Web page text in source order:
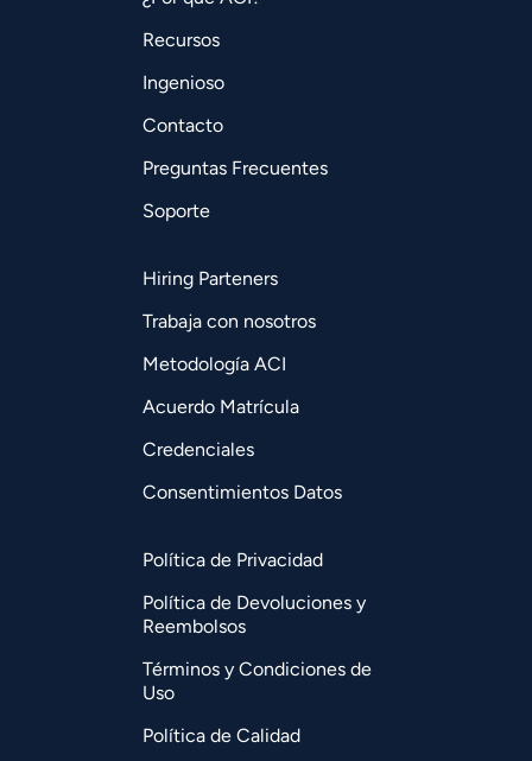
Recursos
Ingenioso
Contacto
Preguntas Frecuentes
Soporte
Hiring Parteners
Trabaja con nosotros
Metodología ACI
Acuerdo Matrícula
Credenciales
Consentimientos Datos
Política de Privacidad
Política de Devoluciones y
Reembolsos
Términos y Condiciones de
Uso
Política de Calidad